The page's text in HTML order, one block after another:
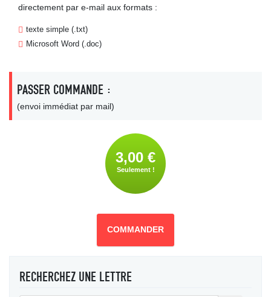
directement par e-mail aux formats :
texte simple (.txt)
Microsoft Word (.doc)
PASSER COMMANDE :
(envoi immédiat par mail)
3,00 €
Seulement !
COMMANDER
RECHERCHEZ UNE LETTRE